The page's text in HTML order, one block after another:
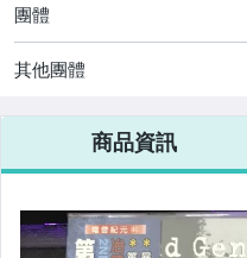
團體
其他團體
商品資訊